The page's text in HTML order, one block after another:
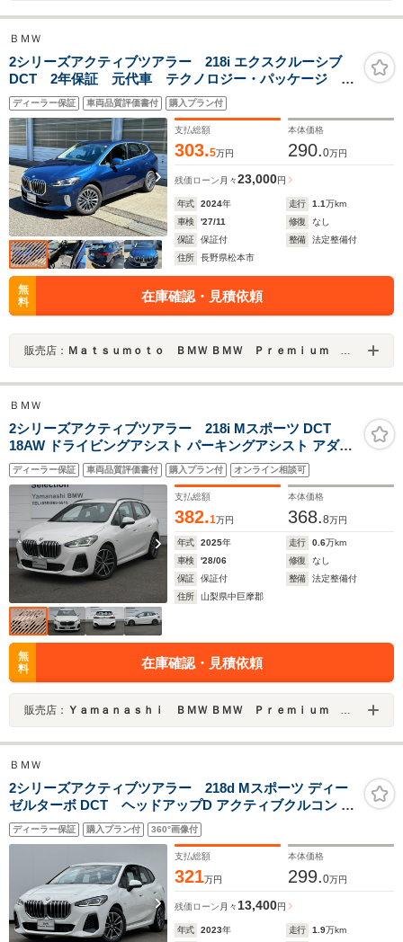
ＢＭＷ
2シリーズアクティブツアラー 218i エクスクルーシブ
DCT 2年保証 元代車 テクノロジー・パッケージ ア
ダプティブLEDヘッドライト
ディーラー保証 車両品質評価書付 購入プラン付
支払総額
303.5万円
本体価格
290.0万円
残価ローン 月々23,000円
年式 2024年 走行 1.1万km
車検
'27/11 修復
なし
保証
保証付 整備
法定整備付
住所
長野県松本市
無
料
在庫確認・見積依頼
販売店： Ｍａｔｓｕｍｏｔｏ ＢＭＷ ＢＭＷ Ｐｒｅｍｉｕｍ Ｓｅｌｅｃｔｉｏｎ 松本
ＢＭＷ
2シリーズアクティブツアラー 218i Mスポーツ DCT
18AW ドライビングアシスト パーキングアシスト アダプ
ティブヘッドライト ハイビームアシスタント コーナリン
グライト AppleCarPlay AndroidAutoTM ワイヤレスチャ
ージング アンビエントライト AI音声会話システム
ディーラー保証 車両品質評価書付 購入プラン付 オンライン相談可
支払総額
382.1万円
本体価格
368.8万円
年式 2025年 走行 0.6万km
車検
'28/06 修復
なし
保証
保証付 整備
法定整備付
住所
山梨県中巨摩郡
無
料
在庫確認・見積依頼
販売店： Ｙａｍａｎａｓｈｉ ＢＭＷ ＢＭＷ Ｐｒｅｍｉｕｍ Ｓｅｌｅｃｔｉｏｎ 山梨
ＢＭＷ
2シリーズアクティブツアラー 218d Mスポーツ ディー
ゼルターボ DCT ヘッドアップD アクティブクルコン タ
ッチパネルナビ 全周囲カメラ アップルカープレイ 17イン
チAW 電動リヤゲート パドルシフト 黒半革電動シート シ
ートヒーター Dアシスト ETC2.0 元レンタカー 禁煙車
ディーラー保証 購入プラン付 360°画像付
支払総額
321万円
本体価格
299.0万円
残価ローン 月々 13,400円
年式 2023年 走行 1.9万km